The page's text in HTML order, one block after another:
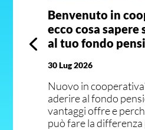
Benvenuto in
ecco cosa sapere
al tuo fondo
30 Lug 2026
Nuovo in
aderire al fondo
vantaggi offre e
può fare la